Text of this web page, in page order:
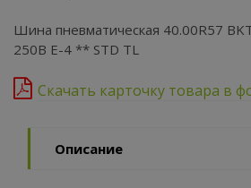
Шина пневматическая 40.00R57
250B E-4 ** STD TL
Скачать карточку товара в
Описание